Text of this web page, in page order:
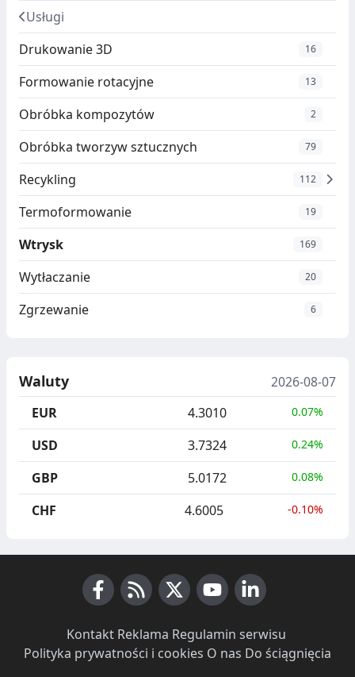
Usługi
Drukowanie 3D
16
Formowanie rotacyjne 13
Obróbka kompozytów 2
Obróbka tworzyw sztucznych 79
Recykling 112
Termoformowanie 19
Wtrysk 169
Wytłaczanie 20
Zgrzewanie 6
Waluty
2026-08-07
EUR
4.3010 0.07%
USD 3.7324 0.24%
GBP 5.0172 0.08%
CHF 4.6005 -0.10%
Kontakt· Reklama Regulamin serwisu
Polityka prywatności i cookies O nas Do ściągnięcia